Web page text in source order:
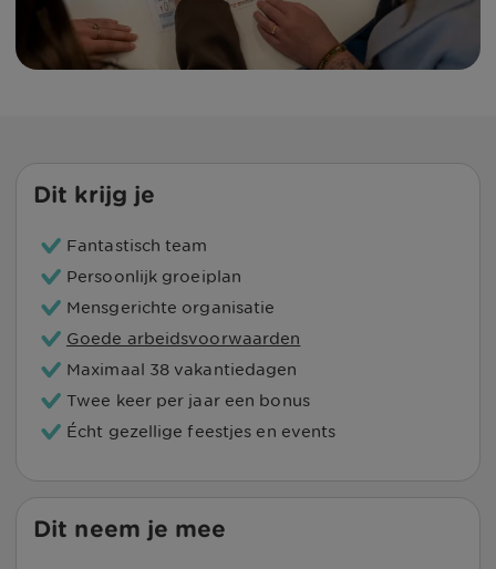
Dit krijg je
Fantastisch team
Persoonlijk groeiplan
Mensgerichte organisatie
Goede arbeidsvoorwaarden
Maximaal 38 vakantiedagen
Twee keer per jaar een bonus
Écht gezellige feestjes en events
Dit neem je mee